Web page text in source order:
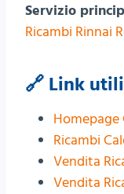
Servizio
Ricambi Rinnai
🔗 Link utili
Homepage
Ricambi
Vendita
Vendita